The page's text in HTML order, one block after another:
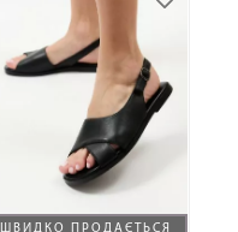
ШВИДКО ПРОДАЄТЬСЯ